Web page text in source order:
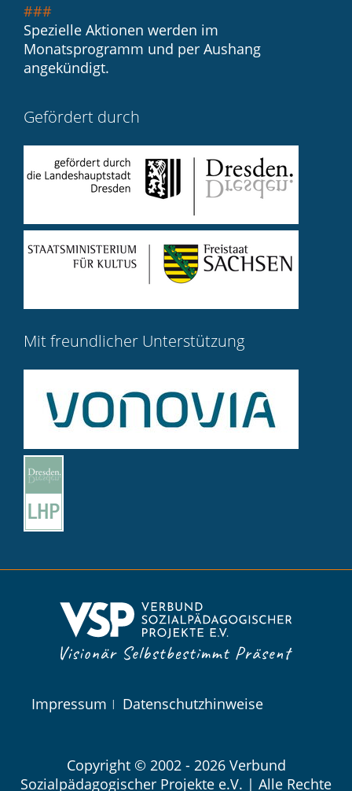
###
Spezielle Aktionen werden im
Monatsprogramm und per Aushang
angekündigt.
Gefördert durch
Mit freundlicher Unterstützung
überspringen
Impressum Datenschutzhinweise
Copyright © 2002 - 2026 Verbund
Sozialpädagogischer Projekte e.V. | Alle Rechte